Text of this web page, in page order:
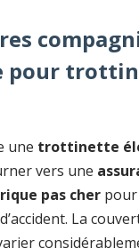
pour
une trottinette
vers une
pas cher
La